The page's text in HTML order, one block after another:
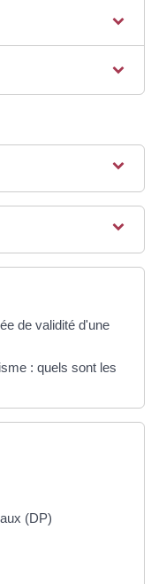
de validité d'une
: quels sont les
(DP)